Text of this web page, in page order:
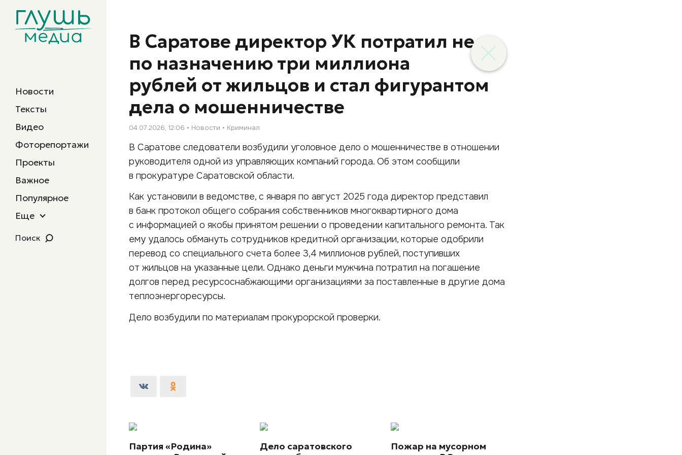
Новости
Тексты
Видео
Фоторепортажи
Проекты
Важное
Популярное
Еще
Поиск
В Саратове директор УК потратил не
по назначению три миллиона
рублей от жильцов и стал фигурантом
дела о мошенничестве
04.07.2026, 12:06 Новости Криминал
В Саратове следователи возбудили уголовное дело о мошенничестве в отношении
руководителя одной из управляющих компаний города. Об этом сообщили
в прокуратуре Саратовской области.
Как установили в ведомстве, с января по август 2025 года директор представил
в банк протокол общего собрания собственников многоквартирного дома
с информацией о якобы принятом решении о проведении капитального ремонта. Так
ему удалось обмануть сотрудников кредитной организации, которые одобрили
перевод со специального счета более 3,4 миллионов рублей, поступивших
от жильцов на указанные цели. Однако деньги мужчина потратил на погашение
долгов перед ресурсоснабжающими организациями за поставленные в другие дома
теплоэнергоресурсы.
Дело возбудили по материалам прокурорской проверки.
Партия «Родина»
Дело саратовского
Пожар на мусорном